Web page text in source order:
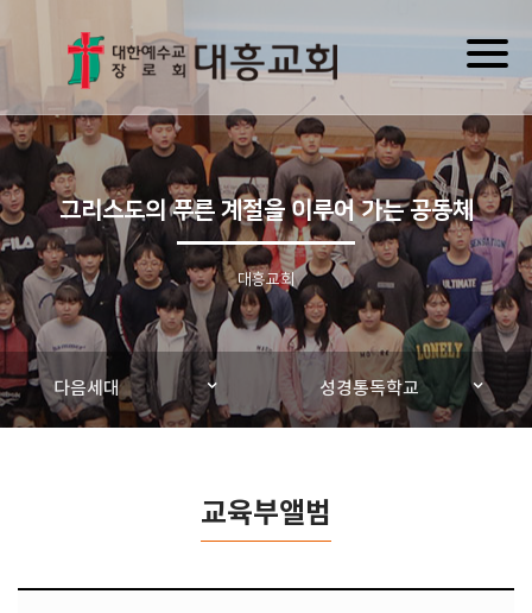
그리스도의 푸른 계절을 이루어 가는 공동체
대흥교회
다음세대 성경통독학교
교육부앨범